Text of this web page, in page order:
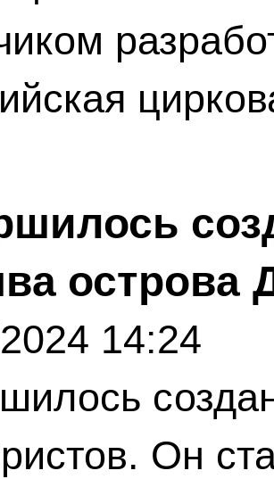
острова
14:24
Он